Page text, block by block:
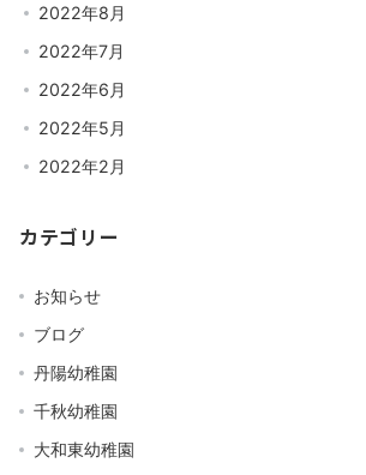
2022年8月
2022年7月
2022年6月
2022年5月
2022年2月
カテゴリー
お知らせ
ブログ
丹陽幼稚園
千秋幼稚園
大和東幼稚園